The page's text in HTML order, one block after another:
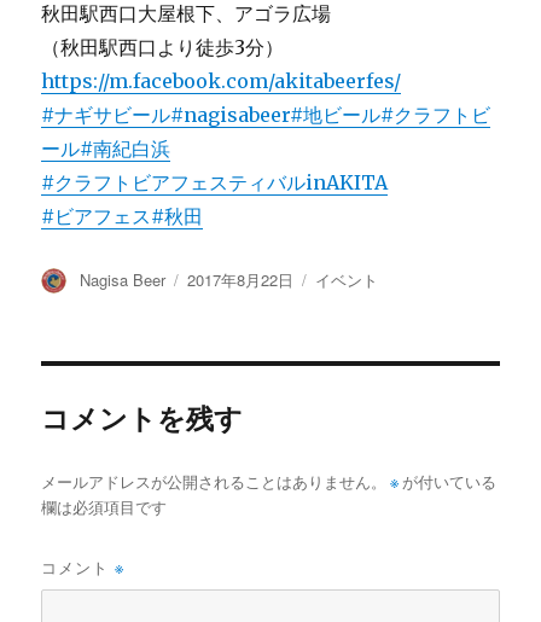
秋田駅西口大屋根下、アゴラ広場
（秋田駅西口より徒歩3分）
https://m.facebook.com/akitabeerfes/
#ナギサビール#nagisabeer#地ビール#クラフトビ
ール#南紀白浜
#クラフトビアフェスティバルinAKITA
#ビアフェス#秋田
投
Nagisa Beer
投
2017年8月22日
カ
イベント
コメントを残す
メールアドレスが公開されることはありません。 ※ が付いている
欄は必須項目です
コメント※